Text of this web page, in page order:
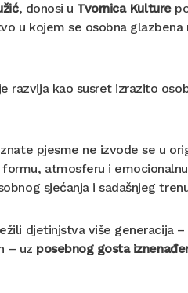
, donosi u Tvornica Kulture
u kojem se osobna glazbena
razvija kao susret izrazito
pjesme ne izvode se u
atmosferu i
sjećanja i sadašnjeg
djetinjstva više generacija –
– uz posebnog gosta